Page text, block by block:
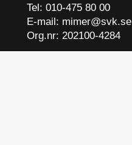
Tel: 010-475 80 00
E-mail: mimer@svk.se
Org.nr: 202100-4284